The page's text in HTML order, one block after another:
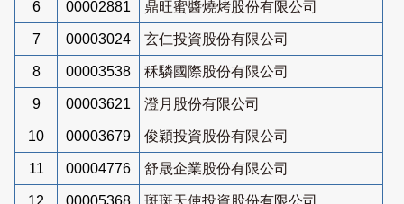
6 00002881 鼎旺蜜醬燒烤股份有限公司
7 00003024 玄仁投資股份有限公司
8 00003538 秝驎國際股份有限公司
9 00003621 澄月股份有限公司
10 00003679 俊穎投資股份有限公司
11 00004776 舒晟企業股份有限公司
12 00005368 斑斑天使投資股份有限公司